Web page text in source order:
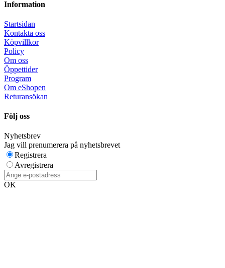
Information
Startsidan
Kontakta oss
Köpvillkor
Policy
Om oss
Öppettider
Program
Om eShopen
Returansökan
Följ oss
Nyhetsbrev
Jag vill prenumerera på nyhetsbrevet
Registrera
Avregistrera
OK